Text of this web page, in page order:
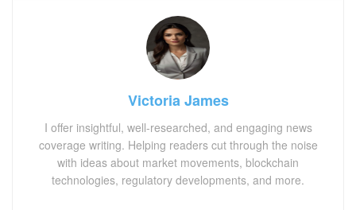
Victoria James
I offer insightful, well-researched, and engaging news
coverage writing. Helping readers cut through the noise
with ideas about market movements, blockchain
technologies, regulatory developments, and more.